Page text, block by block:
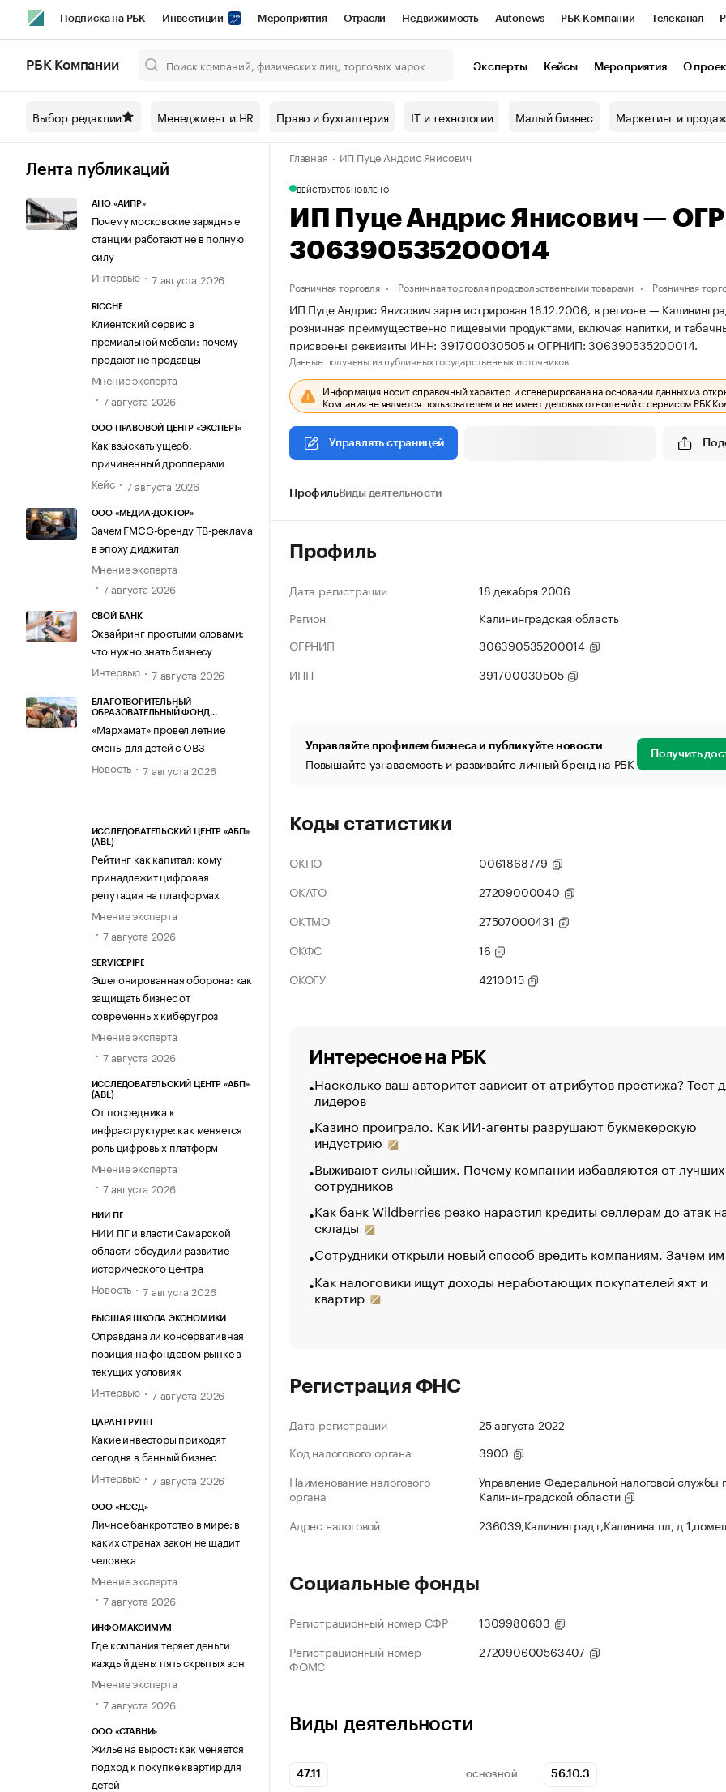
Подписка на РБК Инвестиции Мероприятия Отрасли Недвижимость Autonews РБК Компании Телеканал
Спецпроекты СПб Конференции СПб Спецпроекты Проверка контрагентов
Технологии и медиа Рынок наличной валюты
РБК Компании Эксперты Кейсы Мероприятия О
Выбор редакции Менеджмент и HR Право и бухгалтерия IT и технологии Малый бизнес Маркетинг и
Лента публикаций
АНО «АИПР»
Почему московские зарядные
станции работают не в полную
силу
Интервью
7 августа 2026
RICCHE
Клиентский сервис в
премиальной мебели: почему
продают не продавцы
Мнение эксперта
7 августа 2026
ООО ПРАВОВОЙ ЦЕНТР «ЭКСПЕРТ»
Как взыскать ущерб,
причиненный дропперами
Кейс
7 августа 2026
ООО «МЕДИА-ДОКТОР»
Зачем FMCG-бренду ТВ-реклама
в эпоху диджитал
Мнение эксперта
7 августа 2026
СВОЙ БАНК
Эквайринг простыми словами:
что нужно знать бизнесу
Интервью
7 августа 2026
БЛАГОТВОРИТЕЛЬНЫЙ
ОБРАЗОВАТЕЛЬНЫЙ ФОНД
«Мархамат» провел летние
смены для детей с ОВЗ
Новость
7 августа 2026
ИССЛЕДОВАТЕЛЬСКИЙ ЦЕНТР «АБП»
(ABL)
Рейтинг как капитал: кому
принадлежит цифровая
репутация на платформах
Мнение эксперта
7 августа 2026
SERVICEPIPE
Эшелонированная оборона: как
защищать бизнес от
современных киберугроз
Мнение эксперта
7 августа 2026
ИССЛЕДОВАТЕЛЬСКИЙ ЦЕНТР «АБП»
(ABL)
От посредника к
инфраструктуре: как меняется
роль цифровых платформ
Мнение эксперта
7 августа 2026
НИИ ПГ
НИИ ПГ и власти Самарской
области обсудили развитие
исторического центра
Новость
7 августа 2026
ВЫСШАЯ ШКОЛА ЭКОНОМИКИ
Оправдана ли консервативная
позиция на фондовом рынке в
текущих условиях
Интервью
7 августа 2026
ЦАРАН ГРУПП
Какие инвесторы приходят
сегодня в банный бизнес
Интервью
7 августа 2026
ООО «НССД»
Личное банкротство в мире: в
каких странах закон не щадит
человека
Мнение эксперта
7 августа 2026
ИНФОМАКСИМУМ
Где компания теряет деньги
каждый день: пять скрытых зон
Мнение эксперта
7 августа 2026
ООО «СТАВНИ»
Жилье на вырост: как меняется
подход к покупке квартир для
детей
Главная ИП Пуце Андрис Янисович
ДЕЙСТВУЕТОБНОВЛЕНО
ИП Пуце Андрис Янисович —
306390535200014
Розничная торговля Розничная торговля продовольственными товарами Розничная
ИП Пуце Андрис Янисович зарегистрирован 18.12.2006, в регионе —
розничная преимущественно пищевыми продуктами, включая напитки, и
присвоены реквизиты ИНН: 391700030505 и ОГРНИП: 306390535200014.
Данные получены из публичных государственных источников.
Информация носит справочный характер и сгенерирована на основании данных из
Компания не является пользователем и не имеет деловых отношений с сервисом РБК
Управлять страницей
ПрофильВиды деятельности
Профиль
Дата регистрации
18 декабря 2006
Регион
Калининградская область
ОГРНИП
306390535200014
ИНН
391700030505
Управляйте профилем бизнеса и публикуйте новости
Повышайте узнаваемость и развивайте личный бренд на РБК Получить
Коды статистики
ОКПО
0061868779
ОКАТО
27209000040
ОКТМО
27507000431
ОКФС
16
ОКОГУ
4210015
Интересное на РБК
Насколько ваш авторитет зависит от атрибутов престижа? Тест
лидеров
Казино проиграло. Как ИИ-агенты разрушают букмекерскую
индустрию
Выживают сильнейших. Почему компании избавляются от лучших
сотрудников
Как банк Wildberries резко нарастил кредиты селлерам до атак
склады
Сотрудники открыли новый способ вредить компаниям. Зачем
Как налоговики ищут доходы неработающих покупателей яхт и
квартир
Регистрация ФНС
Дата регистрации
25 августа 2022
Код налогового органа
3900
Наименование налогового
органа
Управление Федеральной налоговой службы
Калининградской области
Адрес налоговой
236039,Калининград г,Калинина пл, д
Социальные фонды
Регистрационный номер СФР
1309980603
Регистрационный номер
ФОМС
272090600563407
Виды деятельности
47.11 ОСНОВНОЙ 56.10.3